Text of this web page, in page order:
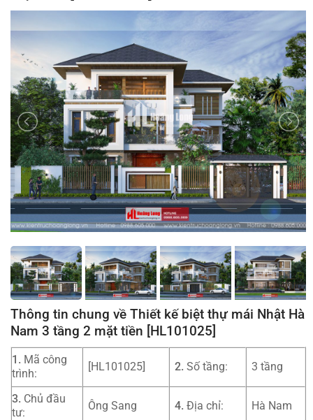
Thông tin chung về Thiết kế biệt thự mái Nhật Hà
Nam 3 tầng 2 mặt tiền [HL101025]
1. Mã công
trình:
[HL101025] 2. Số tầng: 3 tầng
3. Chủ đầu
tư:
Ông Sang 4. Địa chỉ: Hà Nam